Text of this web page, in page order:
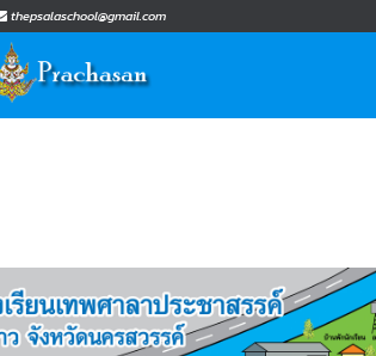
thepsalaschool@gmail.com